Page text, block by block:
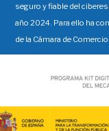
seguro y fiable del
año 2024. Para ello ha
de la Cámara de